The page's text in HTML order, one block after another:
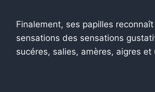
Finalement, ses papilles
sensations des sensations
sucéres, salies, amères, aigres et